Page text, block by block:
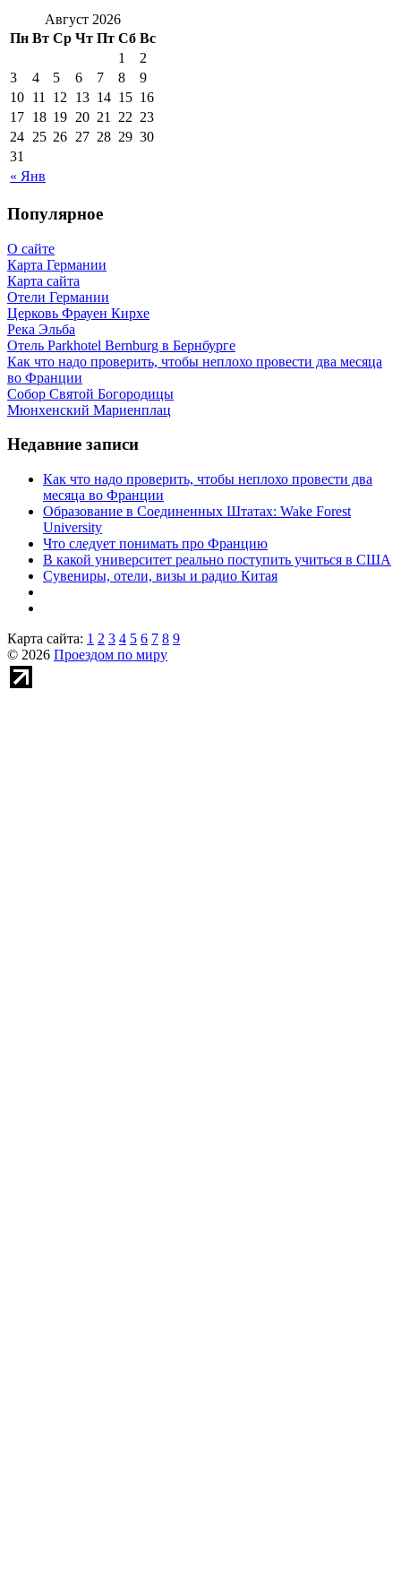
Август 2026
Пн Вт Ср Чт Пт Сб Вс
« Янв
1
2
3
4 5 6 7 8
9
10 11 12 13 14 15 16
17 18 19 20 21 22 23
24 25 26 27 28 29 30
31
Популярное
О сайте
Карта Германии
Карта сайта
Отели Германии
Церковь Фрауен Кирхе
Река Эльба
Отель Parkhotel Bernburg в Бернбурге
Как что надо проверить, чтобы неплохо провести два месяца
во Франции
Собор Святой Богородицы
Мюнхенский Мариенплац
Недавние записи
Как что надо проверить, чтобы неплохо провести два
месяца во Франции
Образование в Соединенных Штатах: Wake Forest
University
Что следует понимать про Францию
В какой университет реально поступить учиться в США
Сувениры, отели, визы и радио Китая
Карта сайта: 1 2 3 4 5 6 7 8 9
© 2026 Проездом по миру